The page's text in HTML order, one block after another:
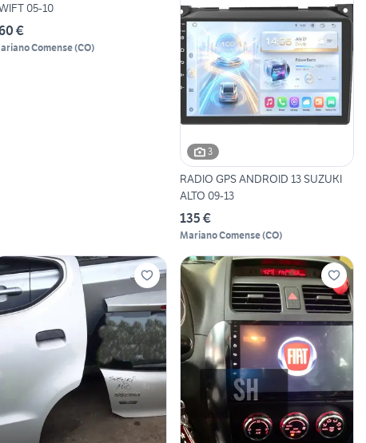
05-10
€
Comense(CO)
3
RADIO GPS ANDROID 13 SUZUKI
ALTO 09-13
135 €
Mariano Comense(CO)